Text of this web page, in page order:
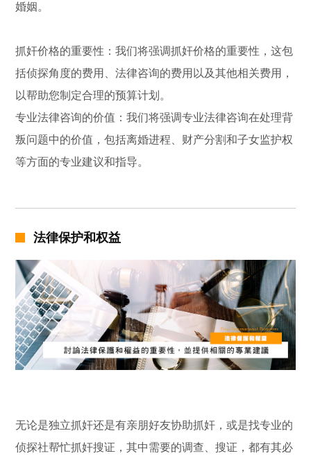
婚姻。
抓奸价格的重要性：我们将强调抓奸价格的重要性，这包
括侦探角度的费用、法律咨询的费用以及其他相关费用，
以帮助您制定合理的预算计划。
专业法律咨询的价值：我们将强调专业法律咨询在处理背
叛问题中的价值，包括离婚进程、财产分割和子女监护权
等方面的专业建议和指导。
法律保护和权益
无论是独立抓奸还是有亲朋好友协助抓奸，或是找专业的
侦探社帮忙抓奸搜证，其中需要的调查、搜证，都有其必